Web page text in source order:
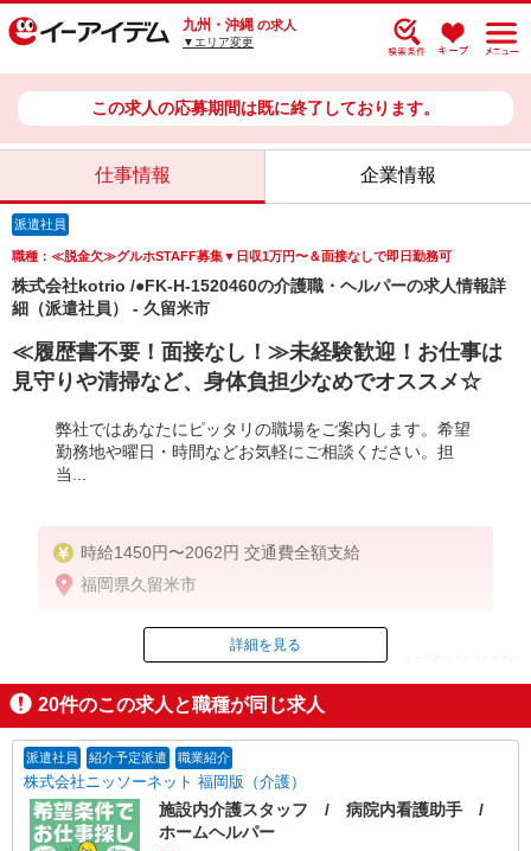
九州・沖縄 の求人
▼エリア変更
この求人の応募期間は既に終了しております。
仕事情報 企業情報
派遣社員
職種：≪脱金欠≫グルホSTAFF募集▼日収1万円〜＆面接なしで即日勤務可
株式会社kotrio /●FK-H-1520460の介護職・ヘルパーの求人情報詳
細（派遣社員） - 久留米市
≪履歴書不要！面接なし！≫未経験歓迎！お仕事は
見守りや清掃など、身体負担少なめでオススメ☆
弊社ではあなたにピッタリの職場をご案内します。希望
勤務地や曜日・時間などお気軽にご相談ください。担
当...
時給1450円〜2062円 交通費全額支給
福岡県久留米市
ID：AE0527626679
掲載期間終了
詳細を見る
20件のこの求人と職種が同じ求人
派遣社員 紹介予定派遣 職業紹介
株式会社ニッソーネット 福岡版（介護）
施設内介護スタッフ / 病院内看護助手 /
ホームヘルパー